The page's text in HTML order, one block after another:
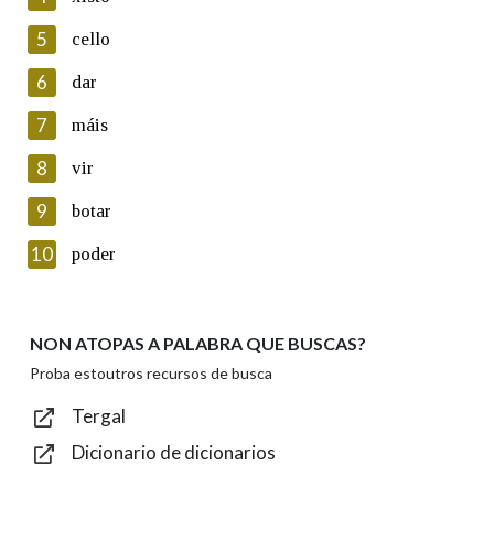
Lin e acepto as condicións da política de
Introduce o código que aparece na imaxe:
Texto de verificación
Enviar
5 cello
6 dar
7 máis
8 vir
9 botar
10 poder
NON ATOPAS A PALABRA QUE BUSCAS?
Proba estoutros recursos de busca
Tergal
Dicionario de dicionarios